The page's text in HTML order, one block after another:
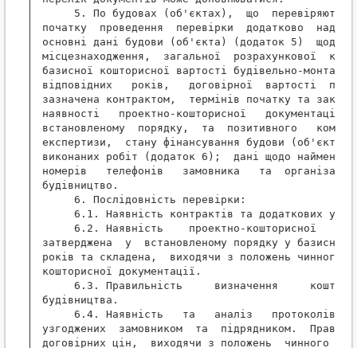
5. По будовах (об'єктах),  що
початку  проведення  перевірки  додатково
основні дані будови (об'єкта) (додаток 5)  щодо
місцезнаходження,  загальної  розрахункової
базисної кошторисної вартості будівельно-
відповідних   років,   договірної  вартості
зазначена контрактом,  термінів початку та
наявності   проектно-кошторисної
встановленому  порядку,  та  позитивного
експертизи,  стану фінансування будови
виконаних робіт (додаток 6);  дані щодо
номерів   телефонів   замовника   та
будівництво.
     6. Послідовність перевірки:
6.1. Наявність контрактів та додаткових
6.2. Наявність    проектно-кошторисної
затверджена  у  встановленому порядку у базисних
років та складена,  виходячи з положень чинного
кошторисної документації.
6.3. Правильність     визначення
будівництва.
6.4. Наявність   та   аналіз   протоколів
узгоджених  замовником  та  підрядником.
договірних цін,  виходячи з положень  чинного